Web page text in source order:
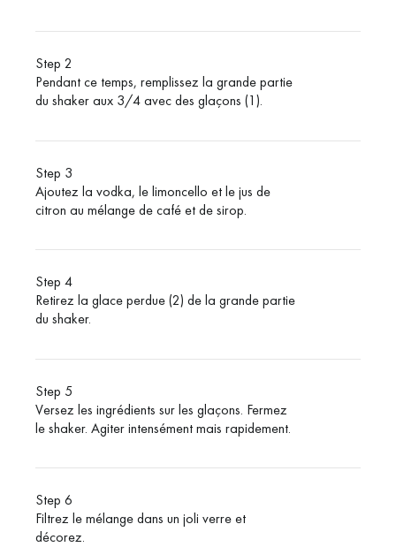
Step 2
Pendant ce temps, remplissez la grande partie
du shaker aux 3/4 avec des glaçons (1).
Step 3
Ajoutez la vodka, le limoncello et le jus de
citron au mélange de café et de sirop.
Step 4
Retirez la glace perdue (2) de la grande partie
du shaker.
Step 5
Versez les ingrédients sur les glaçons. Fermez
le shaker. Agiter intensément mais rapidement.
Step 6
Filtrez le mélange dans un joli verre et
décorez.